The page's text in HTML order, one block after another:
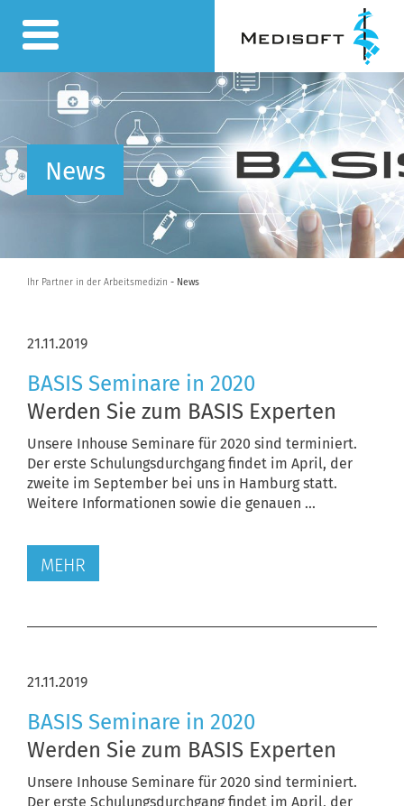
News
Ihr Partner in der Arbeitsmedizin - News
21.11.2019
BASIS Seminare in 2020
Werden Sie zum BASIS Experten
Unsere Inhouse Seminare für 2020 sind terminiert.
Der erste Schulungsdurchgang findet im April, der
zweite im September bei uns in Hamburg statt.
Weitere Informationen sowie die genauen ...
MEHR
21.11.2019
BASIS Seminare in 2020
Werden Sie zum BASIS Experten
Unsere Inhouse Seminare für 2020 sind terminiert.
Der erste Schulungsdurchgang findet im April, der